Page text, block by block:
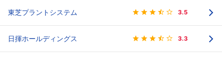
東芝プラントシステム 3.5
日揮ホールディングス 3.3